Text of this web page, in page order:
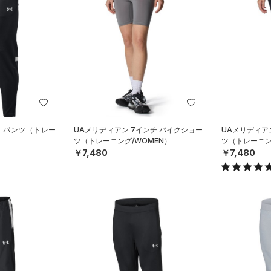
ンツ（トレー
UAメリディアン 7インチ バイクショー
ツ（トレーニング/WOMEN）
￥7,480
UAメリディア
ツ（トレーニ
￥7,480